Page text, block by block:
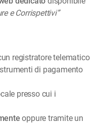
e Corrispettivi”
registratore telematico
di pagamento
presso cui i
oppure tramite un